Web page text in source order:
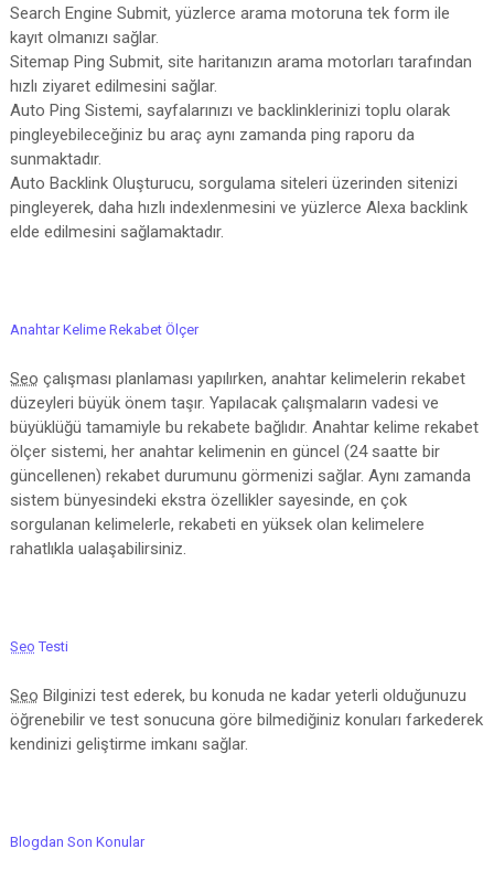
Search Engine Submit, yüzlerce arama motoruna tek form ile
kayıt olmanızı sağlar.
Sitemap Ping Submit, site haritanızın arama motorları tarafından
hızlı ziyaret edilmesini sağlar.
Auto Ping Sistemi, sayfalarınızı ve backlinklerinizi toplu olarak
pingleyebileceğiniz bu araç aynı zamanda ping raporu da
sunmaktadır.
Auto Backlink Oluşturucu, sorgulama siteleri üzerinden sitenizi
pingleyerek, daha hızlı indexlenmesini ve yüzlerce Alexa backlink
elde edilmesini sağlamaktadır.
Anahtar Kelime Rekabet Ölçer
Seo çalışması planlaması yapılırken, anahtar kelimelerin rekabet
düzeyleri büyük önem taşır. Yapılacak çalışmaların vadesi ve
büyüklüğü tamamiyle bu rekabete bağlıdır. Anahtar kelime rekabet
ölçer sistemi, her anahtar kelimenin en güncel (24 saatte bir
güncellenen) rekabet durumunu görmenizi sağlar. Aynı zamanda
sistem bünyesindeki ekstra özellikler sayesinde, en çok
sorgulanan kelimelerle, rekabeti en yüksek olan kelimelere
rahatlıkla ualaşabilirsiniz.
Seo Testi
Seo Bilginizi test ederek, bu konuda ne kadar yeterli olduğunuzu
öğrenebilir ve test sonucuna göre bilmediğiniz konuları farkederek
kendinizi geliştirme imkanı sağlar.
Blogdan Son Konular